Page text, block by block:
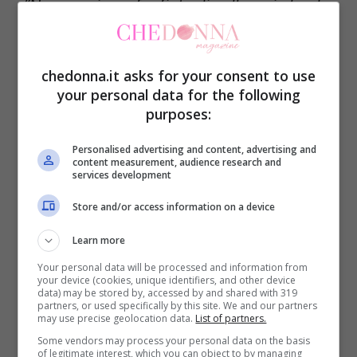
“Non possiamo far finta di nulla, sai che da
casa tutti si aspettano che io faccia
domande sulla tua separazione, ma non è il
momento giusto e quindi non ne
parleremo. Ne parleremo più avanti”
queste parole, Silvia Toffanin ha messo
immediatamente a proprio agio l’amica
Ilary Blasi che, nel corso dell’intervista a
Verissimo, non ha parlato della fine del suo
matrimonio con Francesco Totti. Nessun
riferimento, seppur minimo, alla
separazione dall’ex capitano della Roma,
ma un’intervista dedicata all’Isola dei
chedonna.it asks for your consent to use
your personal data for the following
purposes:
Personalised advertising and content, advertising and
content measurement, audience research and
services development
Store and/or access information on a device
Learn more
Your personal data will be processed and information from
your device (cookies, unique identifiers, and other device
data) may be stored by, accessed by and shared with 319
partners, or used specifically by this site. We and our partners
may use precise geolocation data. List of partners.
Some vendors may process your personal data on the basis
of legitimate interest, which you can object to by managing